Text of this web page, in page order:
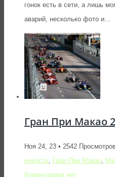
гонок есть в сети, а лишь
аварий, несколько фото и...
Гран При Макао
Ноя 24, 23 • 2542
новость
Гран При Макао
Коментариев нет